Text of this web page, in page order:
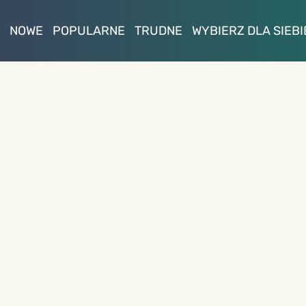
NOWE POPULARNE TRUDNE WYBIERZ DLA